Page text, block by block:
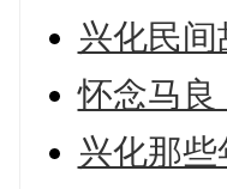
兴化民间
怀念马良
兴化那